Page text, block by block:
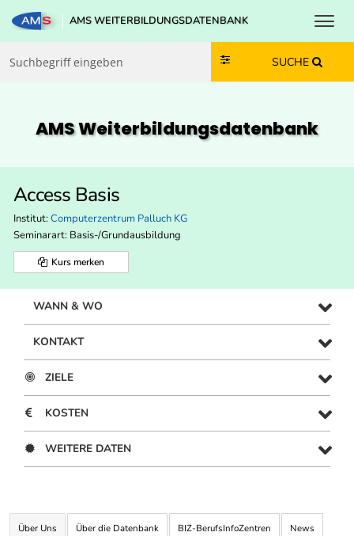
Zum Inhalt springen
Zum Navmenü springen
Zur Suche springen
Zur Footer springen
AMS WEITERBILDUNGSDATENBANK
SUCHE
AMS Weiterbildungs­datenbank
Access Basis
Institut: Computerzentrum Palluch KG
Seminarart: Basis-/Grundausbildung
Kurs merken
WANN & WO
KONTAKT
ZIELE
KOSTEN
WEITERE DATEN
Über Uns Über die Datenbank BIZ-BerufsInfoZentren News